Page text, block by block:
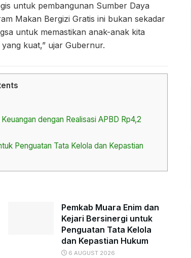
untuk pembangunan Sumber Daya
Makan Bergizi Gratis ini bukan sekadar
untuk memastikan anak-anak kita
kuat,” ujar Gubernur.
dengan Realisasi APBD Rp4,2
Penguatan Tata Kelola dan Kepastian
Pemkab Muara Enim dan
Kejari Bersinergi untuk
Penguatan Tata Kelola
dan Kepastian Hukum
6 AUGUST 2026